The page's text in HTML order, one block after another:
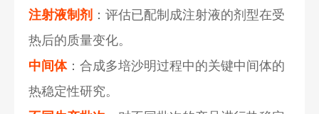
注射液制剂 ：评估已配制成注射液的剂型在受
热后的质量变化。
中间体：合成多培沙明过程中的关键中间体的
热稳定性研究。